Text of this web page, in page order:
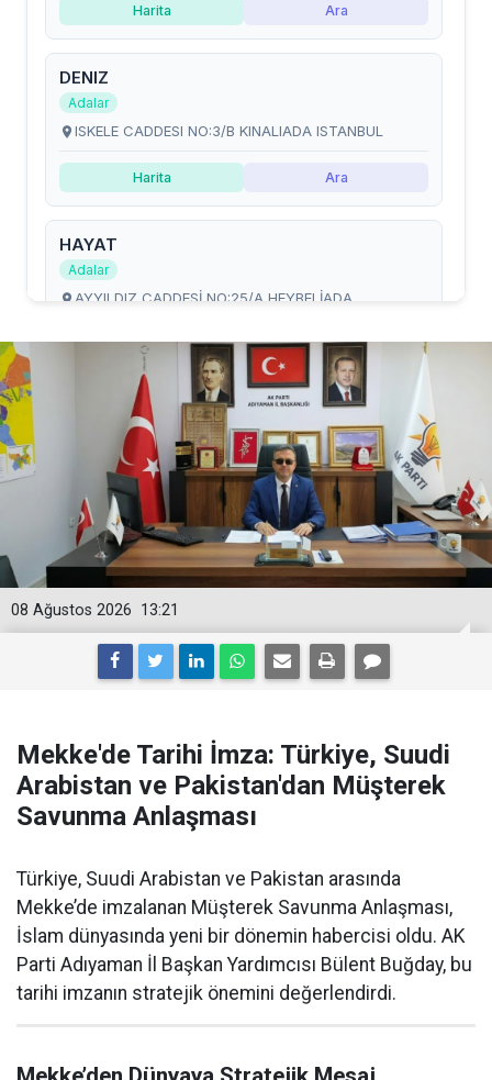
13:21
08 Ağustos 2026
Mekke'de Tarihi İmza: Türkiye, Suudi
Arabistan ve Pakistan'dan Müşterek
Savunma Anlaşması
Türkiye, Suudi Arabistan ve Pakistan arasında
Mekke’de imzalanan Müşterek Savunma Anlaşması,
İslam dünyasında yeni bir dönemin habercisi oldu. AK
Parti Adıyaman İl Başkan Yardımcısı Bülent Buğday, bu
tarihi imzanın stratejik önemini değerlendirdi.